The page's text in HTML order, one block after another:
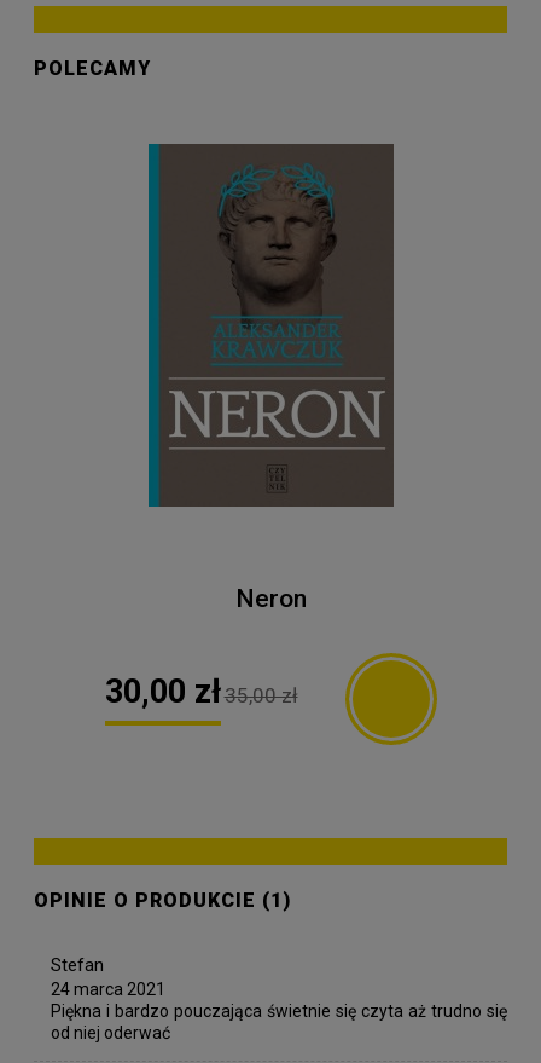
POLECAMY
Neron
30,00 zł35,00 zł
OPINIE O PRODUKCIE (1)
Stefan
24 marca 2021
Piękna i bardzo pouczająca świetnie się czyta aż trudno się
od niej oderwać